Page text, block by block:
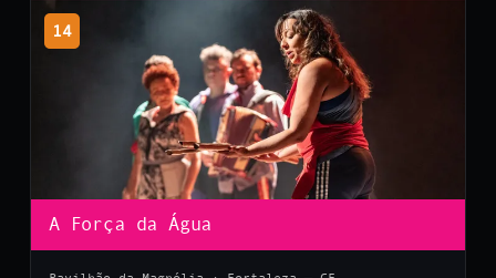
14
A Força da Água